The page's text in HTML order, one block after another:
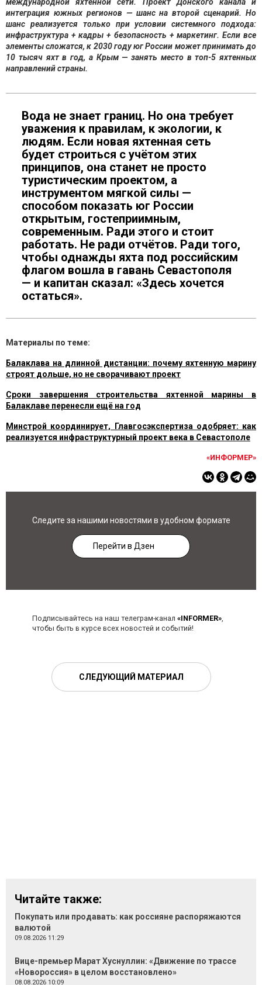
интеграция южных регионов — шанс на второй сценарий. Но
шанс реализуется только при условии системного подхода:
инфраструктура + кадры + безопасность + маркетинг. Если все
элементы сложатся, к 2030 году юг России может принимать до
10 тысяч яхт в год, а Крым — занять место в топ-5 яхтенных
направлений страны.
Вода не знает границ. Но она требует
уважения к правилам, к экологии, к
людям. Если новая яхтенная сеть
будет строиться с учётом этих
принципов, она станет не просто
туристическим проектом, а
инструментом мягкой силы —
способом показать юг России
открытым, гостеприимным,
современным. Ради этого и стоит
работать. Не ради отчётов. Ради того,
чтобы однажды яхта под российским
флагом вошла в гавань Севастополя
— и капитан сказал: «Здесь хочется
остаться».
Материалы по теме:
Балаклава на длинной дистанции: почему яхтенную марину
строят дольше, но не сворачивают проект
Сроки завершения строительства яхтенной марины в
Балаклаве перенесли ещё на год
Минстрой координирует, Главгосэкспертиза одобряет: как
реализуется инфраструктурный проект века в Севастополе
«ИНФОРМЕР»
Следите за нашими новостями в удобном формате
Перейти в Дзен
Подписывайтесь на наш телеграм-канал «INFORMER»,
чтобы быть в курсе всех новостей и событий!
СЛЕДУЮЩИЙ МАТЕРИАЛ
Читайте также:
Покупать или продавать: как россияне распоряжаются
валютой
09.08.2026 11:29
Вице-премьер Марат Хуснуллин: «Движение по трассе
«Новороссия» в целом восстановлено»
08.08.2026 10:09